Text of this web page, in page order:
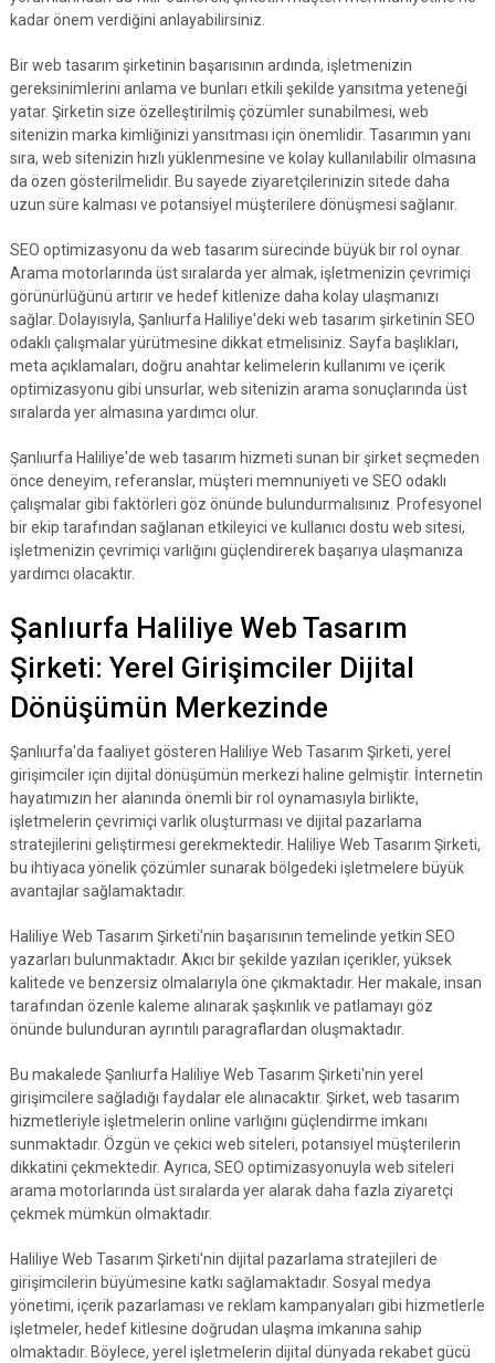
kadar önem verdiğini anlayabilirsiniz.
Bir web tasarım şirketinin başarısının ardında, işletmenizin
gereksinimlerini anlama ve bunları etkili şekilde yansıtma yeteneği
yatar. Şirketin size özelleştirilmiş çözümler sunabilmesi, web
sitenizin marka kimliğinizi yansıtması için önemlidir. Tasarımın yanı
sıra, web sitenizin hızlı yüklenmesine ve kolay kullanılabilir olmasına
da özen gösterilmelidir. Bu sayede ziyaretçilerinizin sitede daha
uzun süre kalması ve potansiyel müşterilere dönüşmesi sağlanır.
SEO optimizasyonu da web tasarım sürecinde büyük bir rol oynar.
Arama motorlarında üst sıralarda yer almak, işletmenizin çevrimiçi
görünürlüğünü artırır ve hedef kitlenize daha kolay ulaşmanızı
sağlar. Dolayısıyla, Şanlıurfa Haliliye'deki web tasarım şirketinin SEO
odaklı çalışmalar yürütmesine dikkat etmelisiniz. Sayfa başlıkları,
meta açıklamaları, doğru anahtar kelimelerin kullanımı ve içerik
optimizasyonu gibi unsurlar, web sitenizin arama sonuçlarında üst
sıralarda yer almasına yardımcı olur.
Şanlıurfa Haliliye'de web tasarım hizmeti sunan bir şirket seçmeden
önce deneyim, referanslar, müşteri memnuniyeti ve SEO odaklı
çalışmalar gibi faktörleri göz önünde bulundurmalısınız. Profesyonel
bir ekip tarafından sağlanan etkileyici ve kullanıcı dostu web sitesi,
işletmenizin çevrimiçi varlığını güçlendirerek başarıya ulaşmanıza
yardımcı olacaktır.
Şanlıurfa Haliliye Web Tasarım
Şirketi: Yerel Girişimciler Dijital
Dönüşümün Merkezinde
Şanlıurfa'da faaliyet gösteren Haliliye Web Tasarım Şirketi, yerel
girişimciler için dijital dönüşümün merkezi haline gelmiştir. İnternetin
hayatımızın her alanında önemli bir rol oynamasıyla birlikte,
işletmelerin çevrimiçi varlık oluşturması ve dijital pazarlama
stratejilerini geliştirmesi gerekmektedir. Haliliye Web Tasarım Şirketi,
bu ihtiyaca yönelik çözümler sunarak bölgedeki işletmelere büyük
avantajlar sağlamaktadır.
Haliliye Web Tasarım Şirketi'nin başarısının temelinde yetkin SEO
yazarları bulunmaktadır. Akıcı bir şekilde yazılan içerikler, yüksek
kalitede ve benzersiz olmalarıyla öne çıkmaktadır. Her makale, insan
tarafından özenle kaleme alınarak şaşkınlık ve patlamayı göz
önünde bulunduran ayrıntılı paragraflardan oluşmaktadır.
Bu makalede Şanlıurfa Haliliye Web Tasarım Şirketi'nin yerel
girişimcilere sağladığı faydalar ele alınacaktır. Şirket, web tasarım
hizmetleriyle işletmelerin online varlığını güçlendirme imkanı
sunmaktadır. Özgün ve çekici web siteleri, potansiyel müşterilerin
dikkatini çekmektedir. Ayrıca, SEO optimizasyonuyla web siteleri
arama motorlarında üst sıralarda yer alarak daha fazla ziyaretçi
çekmek mümkün olmaktadır.
Haliliye Web Tasarım Şirketi'nin dijital pazarlama stratejileri de
girişimcilerin büyümesine katkı sağlamaktadır. Sosyal medya
yönetimi, içerik pazarlaması ve reklam kampanyaları gibi hizmetlerle
işletmeler, hedef kitlesine doğrudan ulaşma imkanına sahip
olmaktadır. Böylece, yerel işletmelerin dijital dünyada rekabet gücü